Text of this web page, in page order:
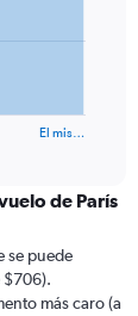
El mis…
de París
se puede
$706).
más caro (a